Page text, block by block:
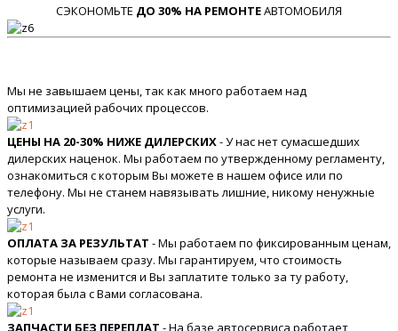
СЭКОНОМЬТЕ ДО 30% НА РЕМОНТЕАВТОМОБИЛЯ
Мы не завышаем цены, так как много работаем над
оптимизацией рабочих процессов.
ЦЕНЫ НА 20-30% НИЖЕ ДИЛЕРСКИХ- У нас нет сумасшедших
дилерских наценок. Мы работаем по утвержденному регламенту,
ознакомиться с которым Вы можете в нашем офисе или по
телефону. Мы не станем навязывать лишние, никому ненужные
услуги.
ОПЛАТА ЗА РЕЗУЛЬТАТ - Мы работаем по фиксированным ценам,
которые называем сразу. Мы гарантируем, что стоимость
ремонта не изменится и Вы заплатите только за ту работу,
которая была с Вами согласована.
ЗАПЧАСТИ БЕЗ ПЕРЕПЛАТ - На базе автосервиса работает